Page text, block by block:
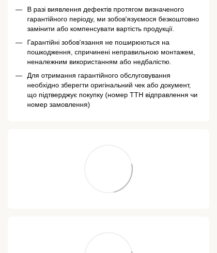
В разі виявлення дефектів протягом визначеного
гарантійного періоду, ми зобов'язуємося безкоштовно
замінити або компенсувати вартість продукції.
Гарантійні зобов'язання не поширюються на
пошкодження, спричинені неправильною монтажем,
неналежним використанням або недбалістю.
Для отримання гарантійного обслуговування
необхідно зберегти оригінальний чек або документ,
що підтверджує покупку (номер ТТН відправлення чи
номер замовлення)